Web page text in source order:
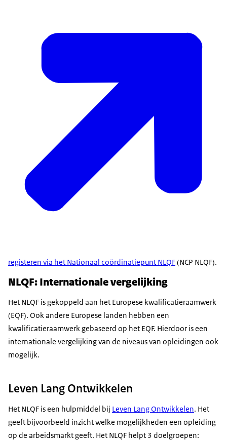
registeren via het Nationaal coördinatiepunt NLQF(NCP NLQF).
NLQF: Internationale vergelijking
Het NLQF is gekoppeld aan het Europese kwalificatieraamwerk
(EQF). Ook andere Europese landen hebben een
kwalificatieraamwerk gebaseerd op het EQF. Hierdoor is een
internationale vergelijking van de niveaus van opleidingen ook
mogelijk.
Leven Lang Ontwikkelen
Het NLQF is een hulpmiddel bij Leven Lang Ontwikkelen. Het
geeft bijvoorbeeld inzicht welke mogelijkheden een opleiding
op de arbeidsmarkt geeft. Het NLQF helpt 3 doelgroepen: